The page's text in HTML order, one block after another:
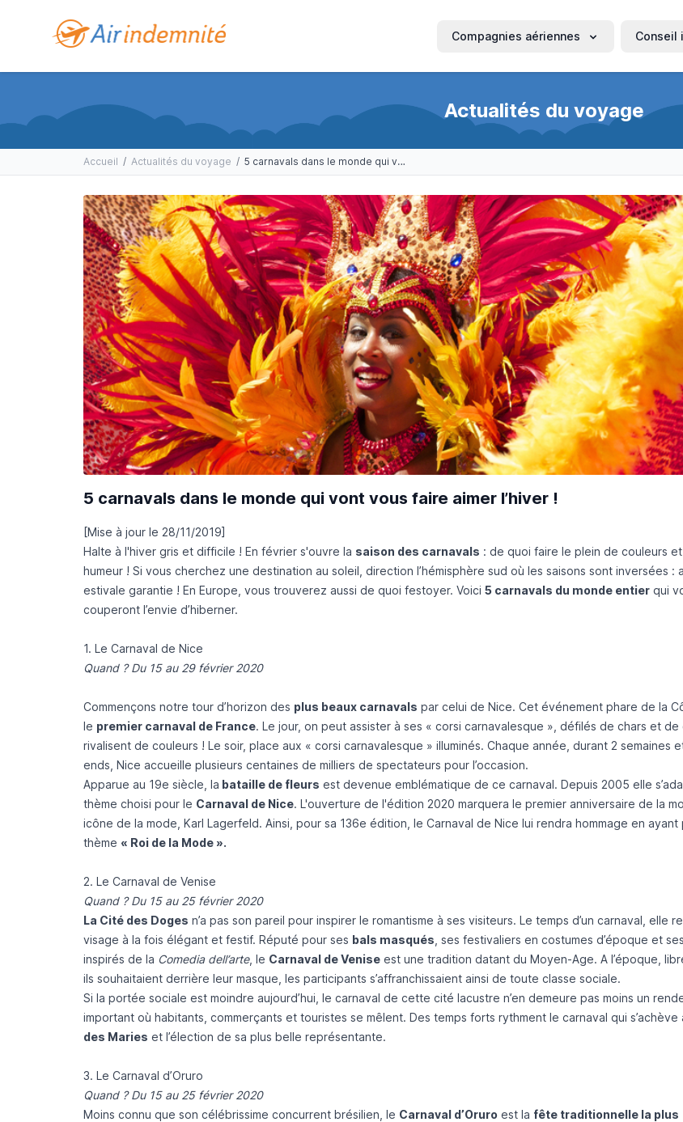
Compagnies aériennes Conseil
Actualités du voyage
Accueil / Actualités du voyage / 5 carnavals dans le monde qui vont vous faire aimer l’hiver !
5 carnavals dans le monde qui vont vous faire aimer l’hiver !
[Mise à jour le 28/11/2019]
Halte à l'hiver gris et difficile ! En février s'ouvre la saison des carnavals : de quoi faire le plein de couleurs
humeur ! Si vous cherchez une destination au soleil, direction l’hémisphère sud où les saisons sont inversées :
estivale garantie ! En Europe, vous trouverez aussi de quoi festoyer. Voici 5 carnavals du monde entier qui
couperont l’envie d’hiberner.
1. Le Carnaval de Nice
Quand ? Du 15 au 29 février 2020
Commençons notre tour d’horizon des plus beaux carnavals par celui de Nice. Cet événement phare de la
le premier carnaval de France. Le jour, on peut assister à ses « corsi carnavalesque », défilés de chars et de
rivalisent de couleurs ! Le soir, place aux « corsi carnavalesque » illuminés. Chaque année, durant 2 semaines
ends, Nice accueille plusieurs centaines de milliers de spectateurs pour l’occasion.
Apparue au 19e siècle, la bataille de fleurs est devenue emblématique de ce carnaval. Depuis 2005 elle
thème choisi pour le Carnaval de Nice. L'ouverture de l'édition 2020 marquera le premier anniversaire de la
icône de la mode, Karl Lagerfeld. Ainsi, pour sa 136e édition, le Carnaval de Nice lui rendra hommage en ayant
thème « Roi de la Mode ».
2. Le Carnaval de Venise
Quand ? Du 15 au 25 février 2020
La Cité des Doges n’a pas son pareil pour inspirer le romantisme à ses visiteurs. Le temps d’un carnaval, elle
visage à la fois élégant et festif. Réputé pour ses bals masqués , ses festivaliers en costumes d’époque et
inspirés de la Comedia dell’arte, le Carnaval de Venise est une tradition datant du Moyen-Age. A l’époque,
ils souhaitaient derrière leur masque, les participants s’affranchissaient ainsi de toute classe sociale.
Si la portée sociale est moindre aujourd’hui, le carnaval de cette cité lacustre n’en demeure pas moins un
important où habitants, commerçants et touristes se mêlent. Des temps forts rythment le carnaval qui s’achève
des Maries et l’élection de sa plus belle représentante.
3. Le Carnaval d’Oruro
Quand ? Du 15 au 25 février 2020
Moins connu que son célébrissime concurrent brésilien, le Carnaval d’Oruro est la fête traditionnelle la plus